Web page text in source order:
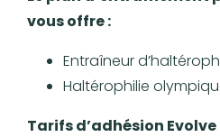
vous offre :
Entraîneur
Haltérophilie
Tarifs d’adhésion Evolve